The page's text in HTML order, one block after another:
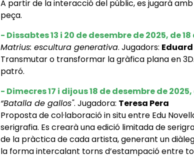
A partir de la interacció del públic, es jugarà
peça.
- Dissabtes 13 i 20 de desembre de 2025, de 18
Matrius: escultura generativa. Jugadors:
Transmutar o transformar la gràfica plana en
patró.
- Dimecres 17 i dijous 18 de desembre de 2025,
“Batalla de gallos". Jugadora: Teresa Pera
Proposta de col·laboració in situ entre Edu
serigrafia. Es crearà una edició limitada de
de la pràctica de cada artista, generant un
la forma intercalant torns d’estampació entre